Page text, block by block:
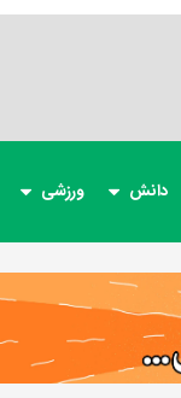
دانش ورزشی